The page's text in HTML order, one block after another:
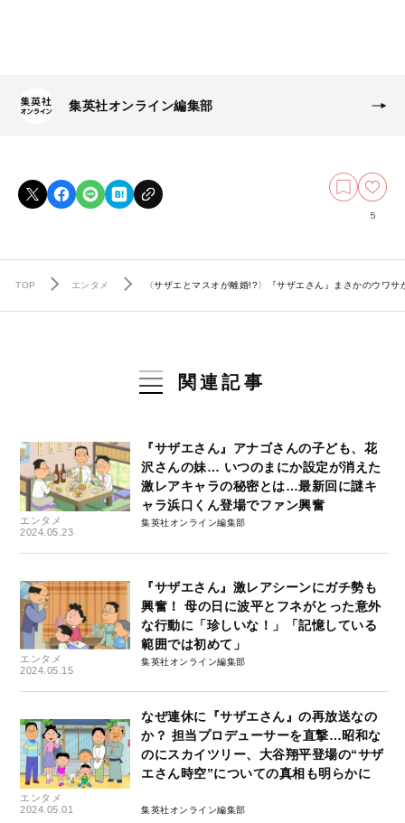
集英社オンライン編集部
5
TOP エンタメ 〈サザエとマスオが離婚!?〉『サザエさん』まさかのウワ
関連記事
エンタメ
2024.05.23
『サザエさん』アナゴさんの子ども、花
沢さんの妹… いつのまにか設定が消えた
激レアキャラの秘密とは…最新回に謎キ
ャラ浜口くん登場でファン興奮
集英社オンライン編集部
エンタメ
2024.05.15
『サザエさん』激レアシーンにガチ勢も
興奮！ 母の日に波平とフネがとった意外
な行動に「珍しいな！」「記憶している
範囲では初めて」
集英社オンライン編集部
エンタメ
2024.05.01
なぜ連休に『サザエさん』の再放送なの
か？ 担当プロデューサーを直撃…昭和な
のにスカイツリー、大谷翔平登場の“サザ
エさん時空”についての真相も明らかに
集英社オンライン編集部